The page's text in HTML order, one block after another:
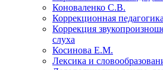
Коноваленко С.В.
Коррекционная педагогика
Коррекция
слуха
Косинова Е.М.
Лексика и